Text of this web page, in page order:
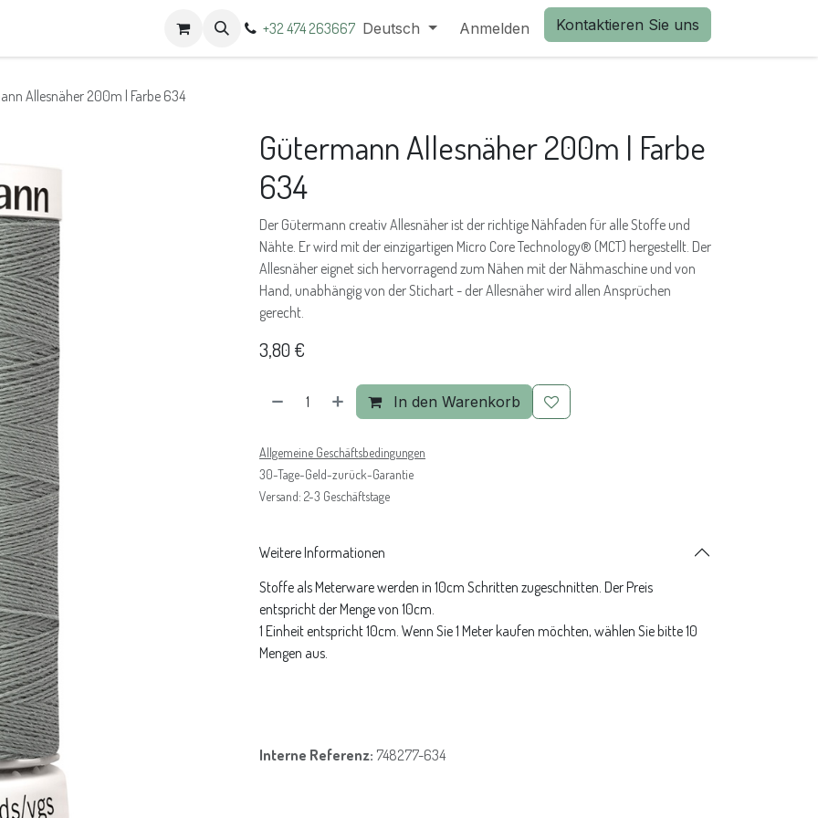
+32 474 263667 Deutsch Anmelden Kontaktieren Sie uns
Allesnäher 200m | Farbe 634
Gütermann Allesnäher 200m | Farbe
634
Der Gütermann creativ Allesnäher ist der richtige Nähfaden für alle Stoffe und
Nähte. Er wird mit der einzigartigen Micro Core Technology® (MCT) hergestellt. Der
Allesnäher eignet sich hervorragend zum Nähen mit der Nähmaschine und von
Hand, unabhängig von der Stichart - der Allesnäher wird allen Ansprüchen
gerecht.
3,80 €
In den Warenkorb
Allgemeine Geschäftsbedingungen
30-Tage-Geld-zurück-Garantie
Versand: 2-3 Geschäftstage
Weitere Informationen
Stoffe als Meterware werden in 10cm Schritten zugeschnitten. Der Preis
entspricht der Menge von 10cm.
1 Einheit entspricht 10cm. Wenn Sie 1 Meter kaufen möchten, wählen Sie bitte 10
Mengen aus.
Interne Referenz: 748277-634